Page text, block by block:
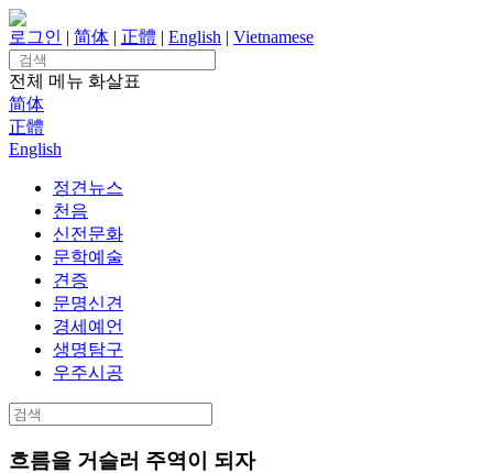
Skip
to
content
로그인 | 简体 | 正體 | English | Vietnamese
Search
for:
전체 메뉴 화살표
简体
正體
English
정견뉴스
천음
신전문화
문학예술
견증
문명신견
경세예언
생명탐구
우주시공
Search
for:
흐름을 거슬러 주역이 되자